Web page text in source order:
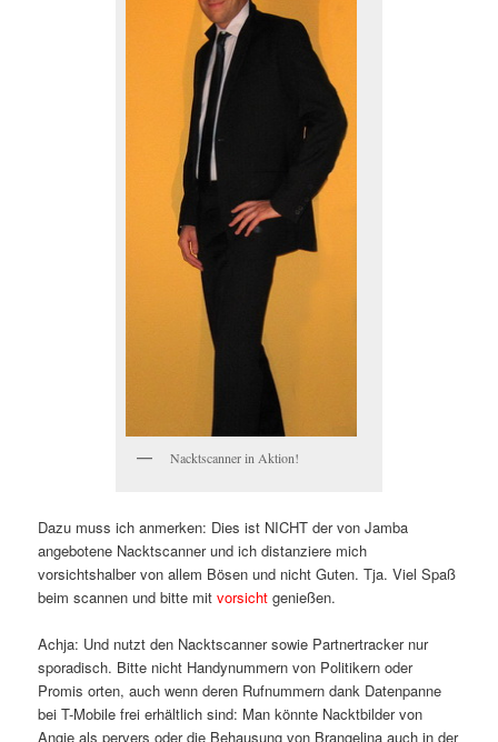
Nacktscanner in Aktion!
Dazu muss ich anmerken: Dies ist NICHT der von Jamba
angebotene Nacktscanner und ich distanziere mich
vorsichtshalber von allem Bösen und nicht Guten. Tja. Viel Spaß
beim scannen und bitte mitvorsicht genießen.
Achja: Und nutzt den Nacktscanner sowie Partnertracker nur
sporadisch. Bitte nicht Handynummern von Politikern oder
Promis orten, auch wenn deren Rufnummern dank Datenpanne
bei T-Mobile frei erhältlich sind: Man könnte Nacktbilder von
Angie als pervers oder die Behausung von Brangelina auch in der